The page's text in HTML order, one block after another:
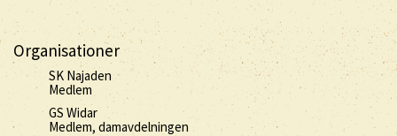
Organisationer
SK Najaden
Medlem
GS Widar
Medlem, damavdelningen